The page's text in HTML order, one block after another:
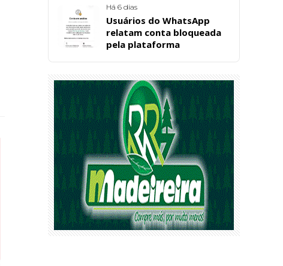
encontrado em residência,
em Patos
Há 6 dias
Usuários do WhatsApp
relatam conta bloqueada
pela plataforma